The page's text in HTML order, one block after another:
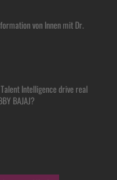
von Innen mit Dr.
Intelligence drive real
BAJAJ?